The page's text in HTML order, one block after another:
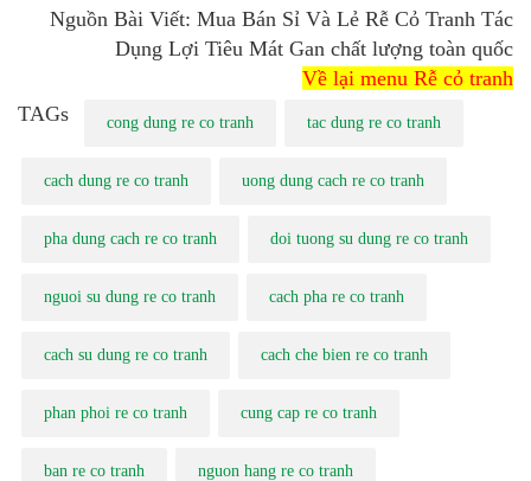
Nguồn Bài Viết: Mua Bán Sỉ Và Lẻ Rễ Cỏ Tranh Tác
Dụng Lợi Tiêu Mát Gan chất lượng toàn quốc
Về lại menu Rễ cỏ tranh
TAGs
cong dung re co tranh tac dung re co tranh
cach dung re co tranh uong dung cach re co tranh
pha dung cach re co tranh doi tuong su dung re co tranh
nguoi su dung re co tranh cach pha re co tranh
cach su dung re co tranh cach che bien re co tranh
phan phoi re co tranh cung cap re co tranh
ban re co tranh nguon hang re co tranh